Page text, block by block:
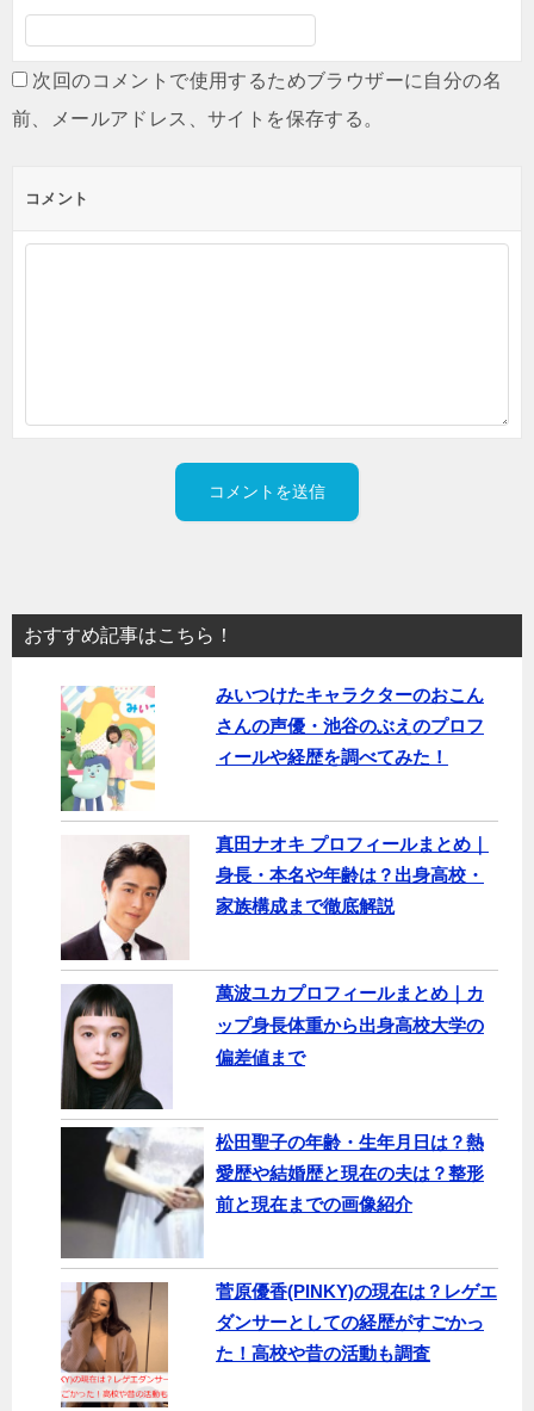
次回のコメントで使用するためブラウザーに自分の名
前、メールアドレス、サイトを保存する。
コメント
おすすめ記事はこちら！
みいつけたキャラクターのおこん
さんの声優・池谷のぶえのプロフ
ィールや経歴を調べてみた！
真田ナオキ プロフィールまとめ｜
身長・本名や年齢は？出身高校・
家族構成まで徹底解説
萬波ユカプロフィールまとめ｜カ
ップ身長体重から出身高校大学の
偏差値まで
松田聖子の年齢・生年月日は？熱
愛歴や結婚歴と現在の夫は？整形
前と現在までの画像紹介
菅原優香(PINKY)の現在は？レゲエ
ダンサーとしての経歴がすごかっ
た！高校や昔の活動も調査